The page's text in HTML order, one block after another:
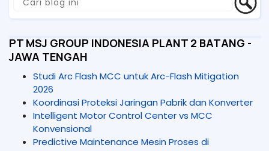
PT MSJ GROUP INDONESIA PLANT 2 BATANG -
JAWA TENGAH
Studi Arc Flash MCC untuk Arc-Flash Mitigation
2026
Koordinasi Proteksi Jaringan Pabrik dan Konverter
Intelligent Motor Control Center vs MCC
Konvensional
Predictive Maintenance Mesin Proses di